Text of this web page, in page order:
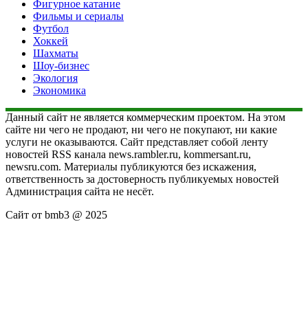
Фигурное катание
Фильмы и сериалы
Футбол
Хоккей
Шахматы
Шоу-бизнес
Экология
Экономика
Данный сайт не является коммерческим проектом. На этом
сайте ни чего не продают, ни чего не покупают, ни какие
услуги не оказываются. Сайт представляет собой ленту
новостей RSS канала news.rambler.ru, kommersant.ru,
newsru.com. Материалы публикуются без искажения,
ответственность за достоверность публикуемых новостей
Администрация сайта не несёт.
Сайт от bmb3 @ 2025